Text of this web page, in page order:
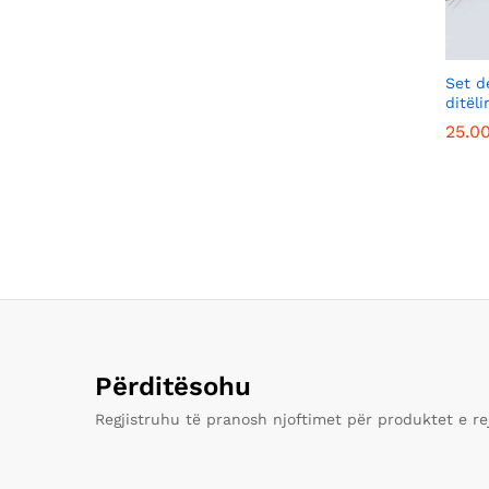
Set
25.00
25.00
Përditësohu
Regjistruhu të pranosh njoftimet për produktet e